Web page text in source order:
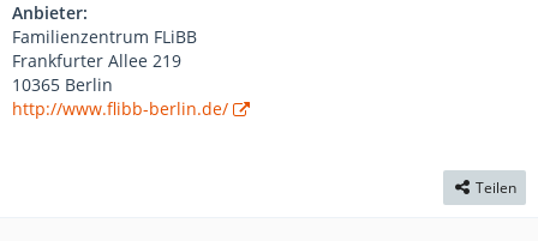
Anbieter:
Familienzentrum FLiBB
Frankfurter Allee 219
10365 Berlin
http://www.flibb-berlin.de/
Teilen